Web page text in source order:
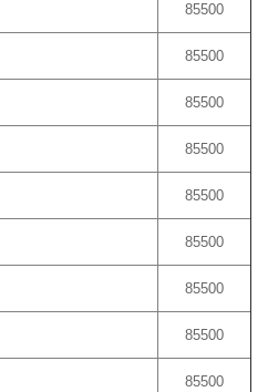
85500
85500
85500
85500
85500
85500
85500
85500
85500